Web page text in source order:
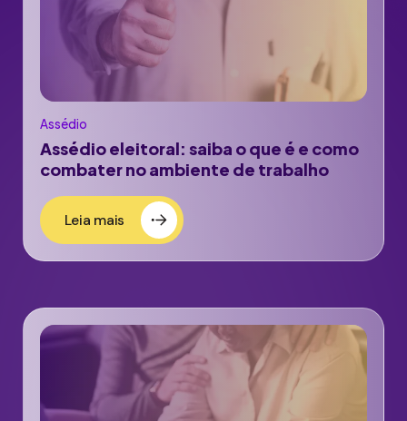
Assédio
Assédio eleitoral: saiba o que é e como
combater no ambiente de trabalho
Leia mais